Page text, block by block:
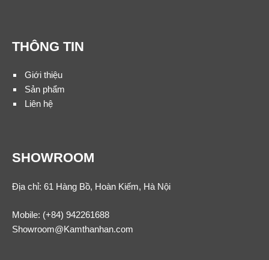
THÔNG TIN
Giới thiệu
Sản phẩm
Liên hệ
SHOWROOM
Địa chỉ: 61 Hàng Bồ, Hoàn Kiếm, Hà Nội
Mobile: (+84) 942261688
Showroom@Kamthanhan.com